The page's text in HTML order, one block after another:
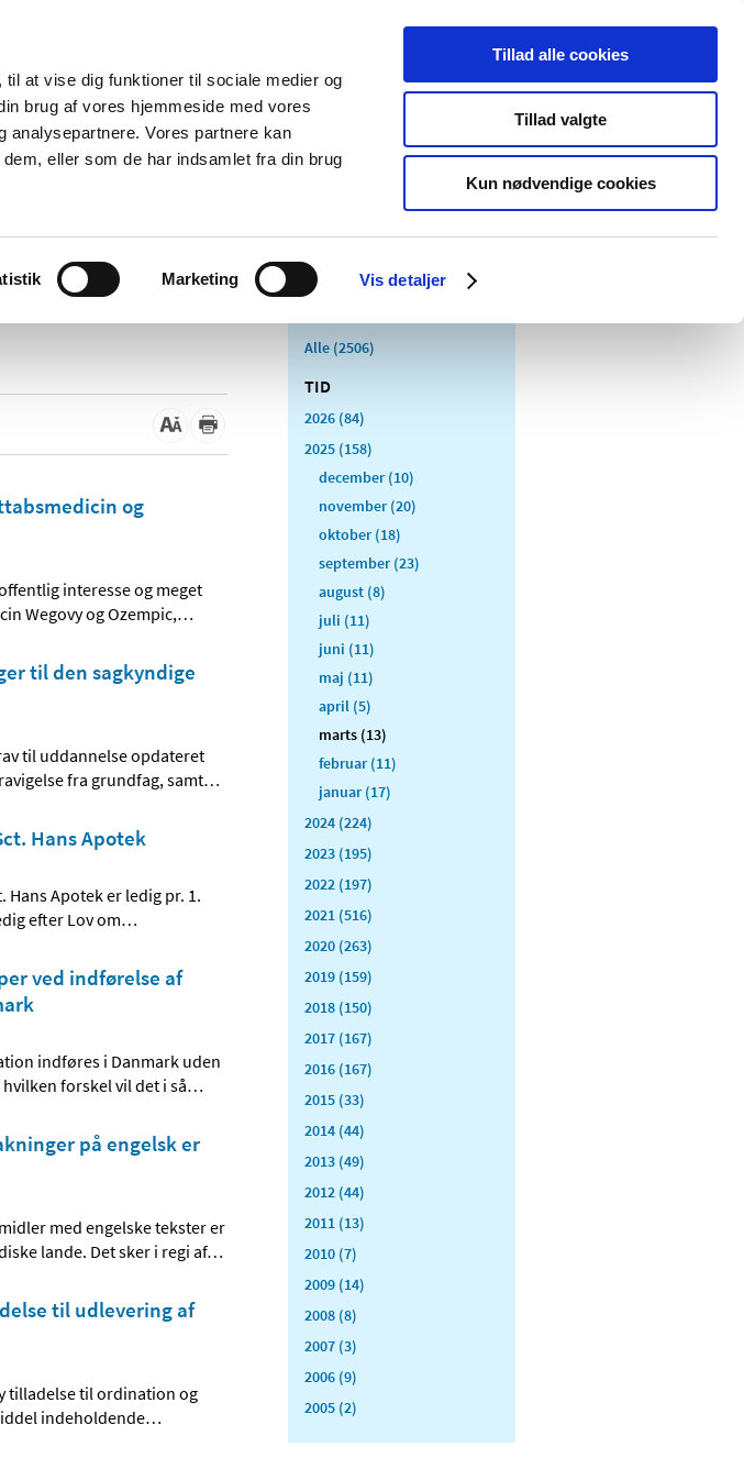
at vise dig funktioner til sociale medier og
brug af vores hjemmeside med vores
analysepartnere. Vores partnere kan
eller som de har indsamlet fra din brug
Marketing Vis detaljer
Tillad alle cookies
Tillad valgte
Kun nødvendige cookies
Nyheder Om os Kontakt Udgivelser
Apoteker og salg af
Medicinsk
Særlige
produktområder
og
interesse og meget
Wegovy og Ozempic,…
til den sagkyndige
til uddannelse opdateret
fra grundfag, samt…
Hans Apotek
Hans Apotek er ledig pr. 1.
efter Lov om…
ved indførelse af
indføres i Danmark uden
forskel vil det i så…
på engelsk er
med engelske tekster er
lande. Det sker i regi af…
til udlevering af
tilladelse til ordination og
indeholdende…
Alle (2506)
TID
2026 (84)
2025 (158)
december (10)
november (20)
oktober (18)
september (23)
august (8)
juli (11)
juni (11)
maj (11)
april (5)
marts (13)
februar (11)
januar (17)
2024 (224)
2023 (195)
2022 (197)
2021 (516)
2020 (263)
2019 (159)
2018 (150)
2017 (167)
2016 (167)
2015 (33)
2014 (44)
2013 (49)
2012 (44)
2011 (13)
2010 (7)
2009 (14)
2008 (8)
2007 (3)
2006 (9)
2005 (2)